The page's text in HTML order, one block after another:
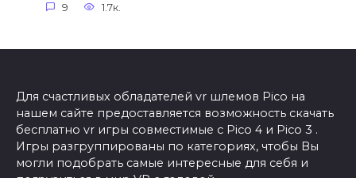
9 1.7к.
Для счастливых обладателей vr шлемов Pico на
нашем сайте предоставляется возможность скачать
бесплатно vr игры совместимые с Pico 4 и Pico 3 .
Игры разгруппированы по категориях, чтобы Вы
могли подобрать самые интересные для себя и